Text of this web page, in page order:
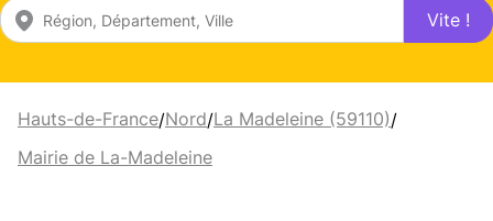
Vite !
Hauts-de-France/Nord/La Madeleine (59110)/
Mairie de La-Madeleine